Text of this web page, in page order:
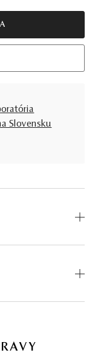
Slovensku
biele zlato.